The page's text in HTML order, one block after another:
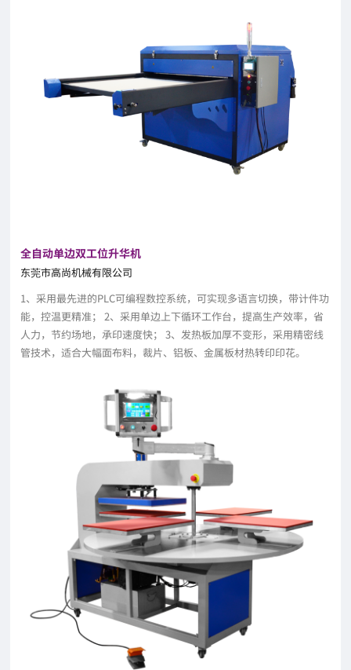
全自动单边双工位升华机
东莞市高尚机械有限公司
1、采用最先进的PLC可编程数控系统，可实现多语言切换，带计件功
能，控温更精准； 2、采用单边上下循环工作台，提高生产效率，省
人力，节约场地，承印速度快； 3、发热板加厚不变形，采用精密线
管技术，适合大幅面布料，裁片、铝板、金属板材热转印印花。